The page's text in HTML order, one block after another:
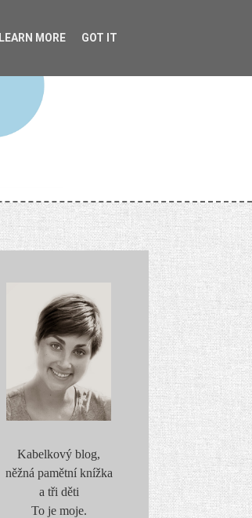
Kabelkový blog,
něžná pamětní knížka
a tři děti
To je moje.
LEARN MORE GOT IT